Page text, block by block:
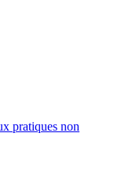
pratiques non